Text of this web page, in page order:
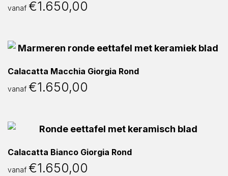
vanaf €1.650,00
Calacatta Macchia Giorgia Rond
vanaf €1.650,00
Calacatta Bianco Giorgia Rond
vanaf €1.650,00